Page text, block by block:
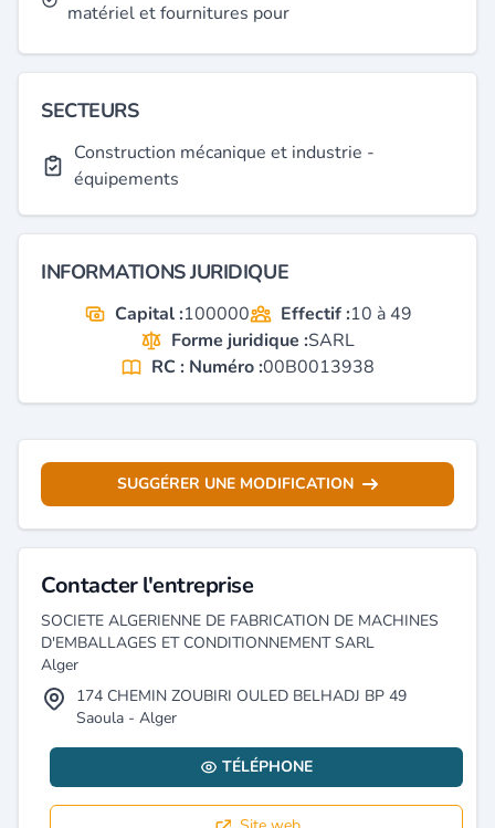
matériel et fournitures pour
SECTEURS
Construction mécanique et industrie -
équipements
INFORMATIONS JURIDIQUE
Capital :100000 Effectif :10 à 49
Forme juridique :SARL
RC : Numéro :00B0013938
SUGGÉRER UNE MODIFICATION
Contacter l'entreprise
SOCIETE ALGERIENNE DE FABRICATION DE MACHINES
D'EMBALLAGES ET CONDITIONNEMENT SARL
Alger
174 CHEMIN ZOUBIRI OULED BELHADJ BP 49
Saoula - Alger
TÉLÉPHONE